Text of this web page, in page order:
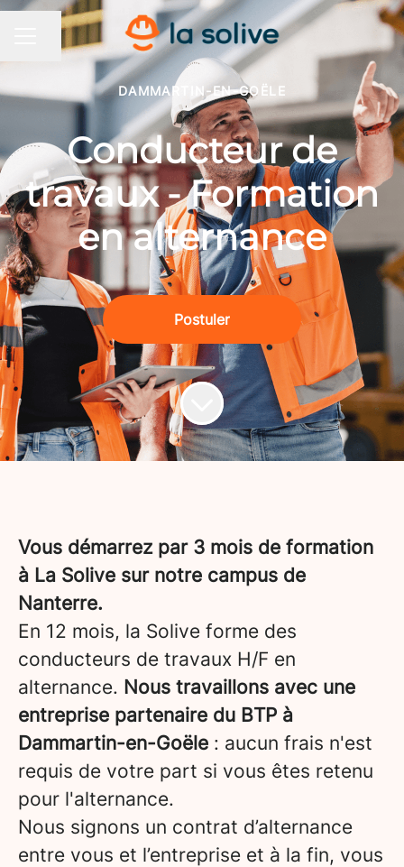
MENU CARRIÈRE
Partager la page
DAMMARTIN-EN-GOËLE
Conducteur de
travaux - Formation
en alternance
Postuler
Vous démarrez par 3 mois de formation
à La Solive sur notre campus de
Nanterre.
En 12 mois, la Solive forme des
conducteurs de travaux H/F en
alternance. Nous travaillons avec une
entreprise partenaire du BTP à
Dammartin-en-Goële : aucun frais n'est
requis de votre part si vous êtes retenu
pour l'alternance.
Nous signons un contrat d’alternance
entre vous et l’entreprise et à la fin, vous